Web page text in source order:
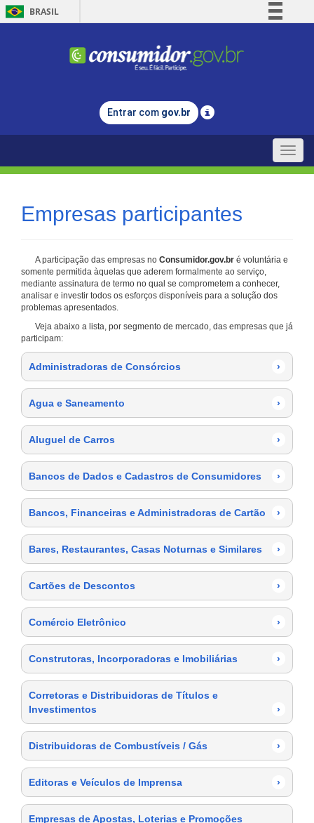
BRASIL
Comunica BR
Legislação
Entrar com gov.br
Toggle
Empresas participantes
A participação das empresas no Consumidor.gov.br é voluntária e
somente permitida àquelas que aderem formalmente ao serviço,
mediante assinatura de termo no qual se comprometem a conhecer,
analisar e investir todos os esforços disponíveis para a solução dos
problemas apresentados.
Veja abaixo a lista, por segmento de mercado, das empresas que já
participam:
Administradoras de Consórcios ›
Agua e Saneamento ›
Aluguel de Carros ›
Bancos de Dados e Cadastros de Consumidores ›
Bancos, Financeiras e Administradoras de Cartão ›
Bares, Restaurantes, Casas Noturnas e Similares ›
Cartões de Descontos ›
Comércio Eletrônico ›
Construtoras, Incorporadoras e Imobiliárias ›
Corretoras e Distribuidoras de Títulos e
Investimentos
›
Distribuidoras de Combustíveis / Gás ›
Editoras e Veículos de Imprensa ›
Empresas de Apostas, Loterias e Promoções